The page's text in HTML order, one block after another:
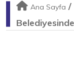
Ana Sayfa /